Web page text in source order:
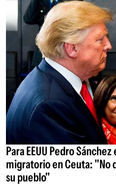
Para EEUU Pedro
migratorio en Ceuta: "No
su pueblo"